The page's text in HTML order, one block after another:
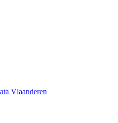
Vlaanderen